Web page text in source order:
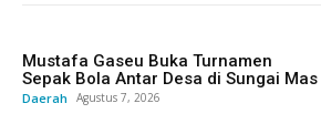
Mustafa Gaseu Buka Turnamen
Sepak Bola Antar Desa di Sungai Mas
Daerah Agustus 7, 2026